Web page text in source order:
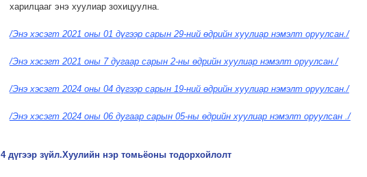
харилцааг энэ хуулиар зохицуулна.
/Энэ хэсэгт 2021 оны 01 дүгээр сарын 29-ний өдрийн хуулиар нэмэлт оруулсан./
/Энэ хэсэгт 2021 оны 7 дугаар сарын 2-ны өдрийн хуулиар нэмэлт оруулсан./
/Энэ хэсэгт 2024 оны 04 дүгээр сарын 19-ний өдрийн хуулиар нэмэлт оруулсан./
/Энэ хэсэгт 2024 оны 06 дугаар сарын 05-ны өдрийн хуулиар нэмэлт оруулсан ./
4 дүгээр зүйл.Хуулийн нэр томьёоны тодорхойлолт